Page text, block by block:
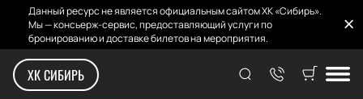
Данный ресурс не является официальным сайтом ХК «Сибирь».
Мы — консьерж-сервис, предоставляющий услуги по
бронированию и доставке билетов на мероприятия.
ХК СИБИРЬ